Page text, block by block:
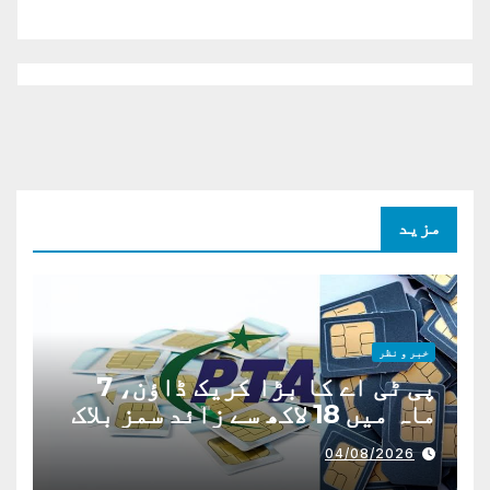
مزید
خبر و نظر
پی ٹی اے کا بڑا کریک ڈاؤن، 7
ماہ میں 18 لاکھ سے زائد سمز بلاک
04/08/2026